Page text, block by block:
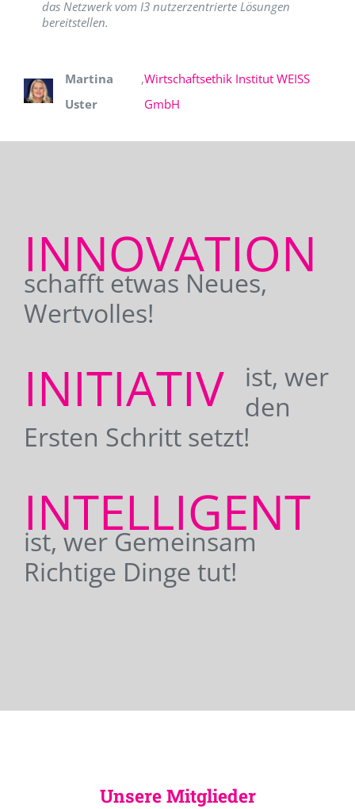
das Netzwerk vom I3 nutzerzentrierte Lösungen
bereitstellen.
Martina
Uster
,Wirtschaftsethik Institut WEISS
GmbH
INNOVATION
schafft etwas Neues,
Wertvolles!
INITIATIV
ist, wer
den
Ersten Schritt setzt!
INTELLIGENT
ist, wer Gemeinsam
Richtige Dinge tut!
Unsere Mitglieder